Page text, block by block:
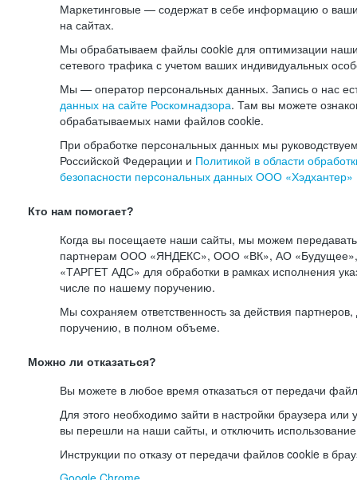
Маркетинговые — содержат в себе информацию о
на сайтах.
Мы обрабатываем файлы cookie для оптимизации
сетевого трафика с учетом ваших индивидуальных
Мы — оператор персональных данных. Запись о нас
данных на сайте Роскомнадзора. Там вы можете
обрабатываемых нами файлов cookie.
При обработке персональных данных мы
Российской Федерации и Политикой в области
безопасности персональных данных ООО «Хэдхантер»
Кто нам помогает?
Когда вы посещаете наши сайты, мы можем
партнерам ООО «ЯНДЕКС», ООО «ВК», АО
«ТАРГЕТ АДС» для обработки в рамках исполнения
числе по нашему поручению.
Мы сохраняем ответственность за действия
поручению, в полном объеме.
Можно ли отказаться?
Вы можете в любое время отказаться от передачи
Для этого необходимо зайти в настройки браузера или
вы перешли на наши сайты, и отключить
Инструкции по отказу от передачи файлов cookie в